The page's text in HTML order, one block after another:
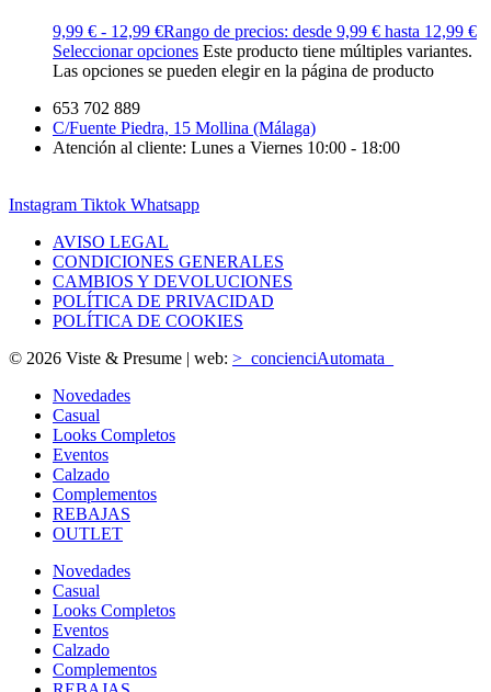
9,99 € - 12,99 €Rango de precios: desde 9,99 € hasta 12,99 €
Seleccionar opciones Este producto tiene múltiples variantes.
Las opciones se pueden elegir en la página de producto
653 702 889
C/Fuente Piedra, 15 Mollina (Málaga)
Atención al cliente: Lunes a Viernes 10:00 - 18:00
Instagram Tiktok Whatsapp
AVISO LEGAL
CONDICIONES GENERALES
CAMBIOS Y DEVOLUCIONES
POLÍTICA DE PRIVACIDAD
POLÍTICA DE COOKIES
© 2026 Viste & Presume | web: >_concienciAutomata_
Novedades
Casual
Looks Completos
Eventos
Calzado
Complementos
REBAJAS
OUTLET
Novedades
Casual
Looks Completos
Eventos
Calzado
Complementos